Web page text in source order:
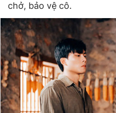
chở, bảo vệ cô.